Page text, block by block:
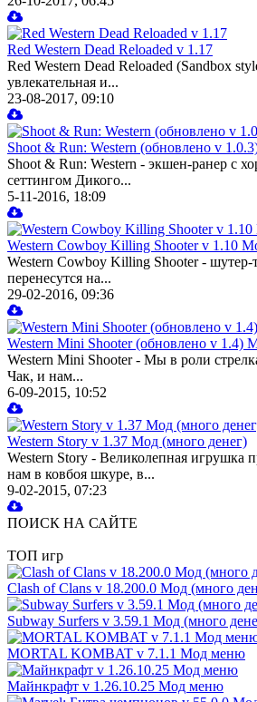
Red Western Dead Reloaded v 1.17
Red Western Dead Reloaded (Sandbox
увлекательная и...
23-08-2017, 09:10
Shoot & Run: Western (обновлено v
Shoot & Run: Western - экшен-ранер с
сеттингом Дикого...
5-11-2016, 18:09
Western Cowboy Killing Shooter v 1.10
Western Cowboy Killing Shooter -
перенесутся на...
29-02-2016, 09:36
Western Mini Shooter (обновлено v 1.4)
Western Mini Shooter - Мы в роли
Чак, и нам...
6-09-2015, 10:52
Western Story v 1.37 Мод (много денег)
Western Story - Великолепная игрушка
нам в ковбоя шкуре, в...
9-02-2015, 07:23
ПОИСК НА САЙТЕ
ТОП игр
Clash of Clans v 18.200.0 Мод (много
Subway Surfers v 3.59.1 Мод (много
MORTAL KOMBAT v 7.1.1 Мод меню
Майнкрафт v 1.26.10.25 Мод меню